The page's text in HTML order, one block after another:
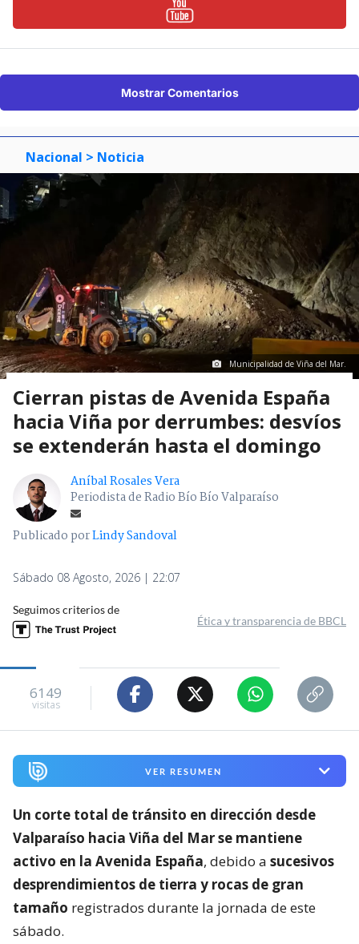
Mostrar Comentarios
Nacional > Noticia
Municipalidad de Viña del Mar.
Cierran pistas de Avenida España
hacia Viña por derrumbes: desvíos
se extenderán hasta el domingo
Aníbal Rosales Vera
Periodista de Radio Bío Bío Valparaíso
Publicado porLindy Sandoval
Sábado 08 Agosto, 2026 | 22:07
Seguimos criterios de
Ética y transparencia de BBCL
6149
visitas
VER RESUMEN
Un corte total de tránsito en dirección desde
Valparaíso hacia Viña del Mar se mantiene
activo en la Avenida España, debido a sucesivos
desprendimientos de tierra y rocas de gran
tamaño registrados durante la jornada de este
sábado.